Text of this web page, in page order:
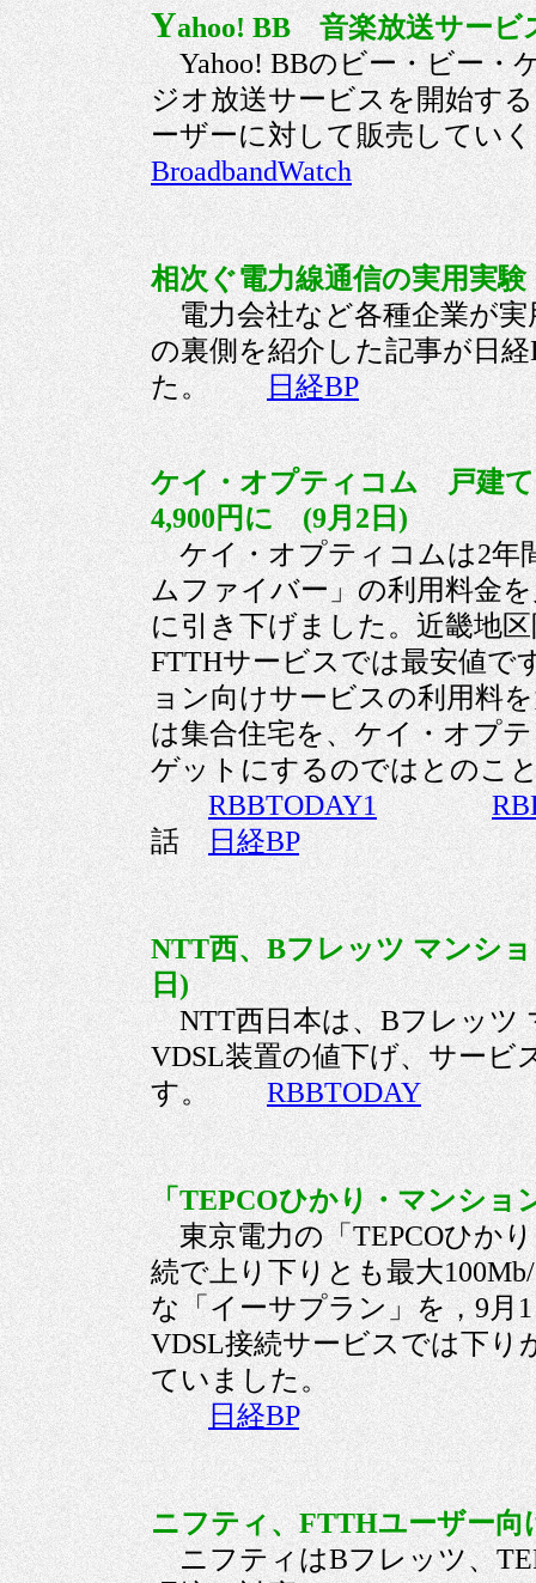
Yahoo! BB 音楽放送サー
Yahoo! BBのビー・ビー・
ジオ放送サービスを開始す
ーザーに対して販売し
BroadbandWatch
相次ぐ電力線通信の実用実
電力会社など各種企業が実
の裏側を紹介した記事が日
た。日経BP
ケイ・オプティコム 戸建
4,900円に (9月2日)
ケイ・オプティコムは2年
ムファイバー」の利用料金
に引き下げました。近畿地
FTTHサービスでは最安値で
ョン向けサービスの利用料
は集合住宅を、ケイ・オプ
ゲットにするのではとのこ
RBBTODAY1
話日経BP
NTT西、Bフレッツ マンシ
日)
NTT西日本は、Bフレッツ
VDSL装置の値下げ、サービ
す。 RBBTODAY
「TEPCOひかり・マンシ
東京電力の「TEPCOひか
続で上り下りとも最大
な「イーサプラン」を，9月
VDSL接続サービスでは下り
ていました。
日経BP
ニフティ、FTTHユーザー
ニフティはBフレッツ、